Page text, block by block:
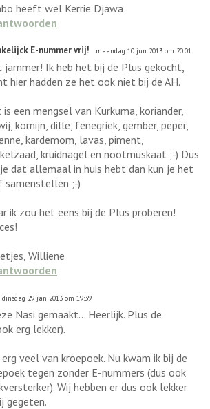
heeft wel Kerrie Djawa
E-nummer vrij! maandag 10 jun 2013 om 20:01
jammer! Ik heb het bij de Plus gekocht,
hier hadden ze het ook niet bij de AH.
is een mengsel van Kurkuma, koriander,
komijn, dille, fenegriek, gember, peper,
kardemom, lavas, piment,
kruidnagel en nootmuskaat ;-) Dus
dat allemaal in huis hebt dan kun je het
samenstellen ;-)
ik zou het eens bij de Plus proberen!
Williene
dinsdag 29 jan 2013 om 19:39
Nasi gemaakt... Heerlijk. Plus de
erg lekker).
veel van kroepoek. Nu kwam ik bij de
tegen zonder E-nummers (dus ook
Wij hebben er dus ook lekker
gegeten.